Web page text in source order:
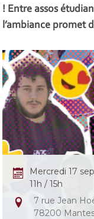
! Entre assos
l’ambiance promet
Mercredi 17
11h / 15h
7 rue Jean
78200